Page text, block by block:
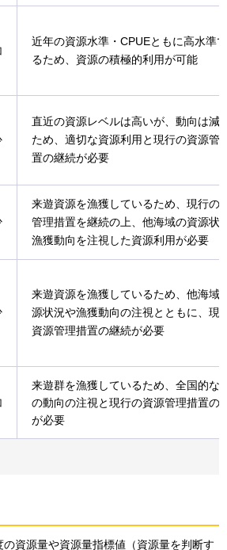
近年の資源水準・CPUEともに高水準
るため、資源の積極的利用が可能
直近の資源レベルは高いが、動向は減
ため、適切な資源利用と現行の資源管
置の継続が必要
来遊資源を漁獲しているため、現行の
管理措置を継続の上、他海域の資源状
漁獲動向を注視した資源利用が必要
来遊資源を漁獲しているため、他海域
源状況や漁獲動向の注視とともに、現
資源管理措置の継続が必要
来遊群を漁獲しているため、全国的な
の動向の注視と現行の資源管理措置の
が必要
資源量や資源量指標値（資源量を判断す